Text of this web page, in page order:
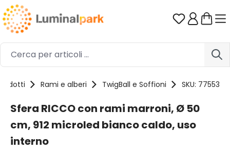
Passa al contenuto principale Hai 0
Rami e alberi TwigBall e Soffioni SKU: 77553
Sfera RICCO con rami marroni, Ø 50
cm, 912 microled bianco caldo, uso
interno